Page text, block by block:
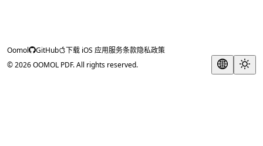
Oomol GitHub 下载 iOS 应用服务条款隐私政策
© 2026 OOMOL PDF. All rights reserved.